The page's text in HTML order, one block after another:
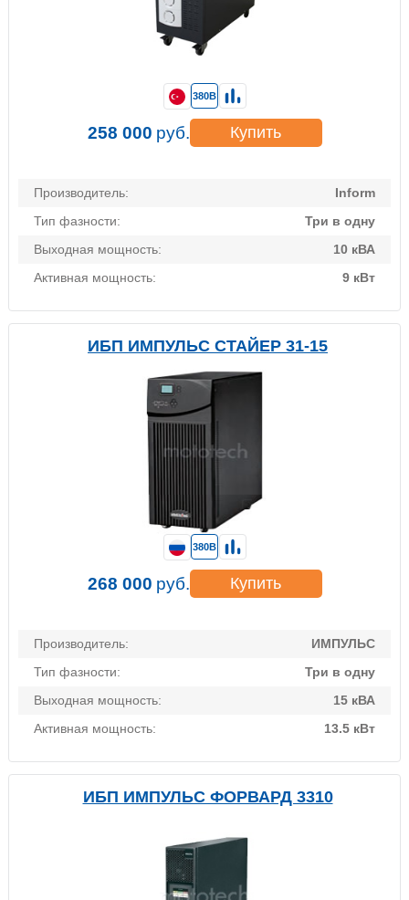
Производитель:
Inform
Тип фазности:
Три в одну
Выходная мощность:
10 кВА
Активная мощность:
9 кВт
380В
258 000 руб. Купить
ИБП ИМПУЛЬС СТАЙЕР 31-15
Производитель:
ИМПУЛЬС
Тип фазности:
Три в одну
Выходная мощность:
15 кВА
Активная мощность:
13.5 кВт
380В
268 000 руб. Купить
ИБП ИМПУЛЬС ФОРВАРД 3310